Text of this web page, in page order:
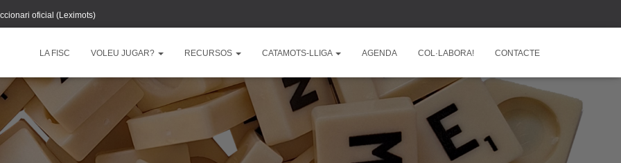
oficial (Leximots)
LA FISC VOLEU JUGAR? RECURSOS CATAMOTS-LLIGA AGENDA COL·LABORA! CONTACTE